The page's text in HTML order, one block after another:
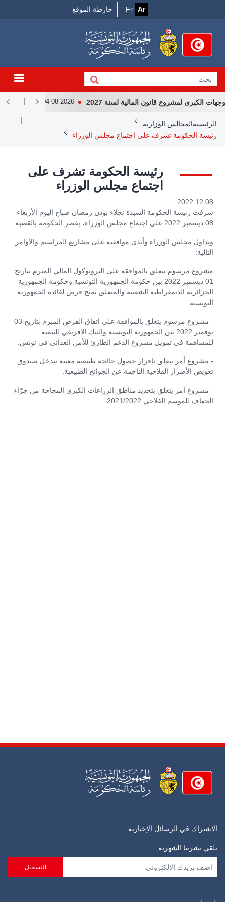
الرئيسي
Fr Ar
Menu
خارطة الموقع
لمشروع قانون المالية لسنة 2027 04-08-2026 لقاء رئيس
Breadcrumb
الرئيسيةالمجالس الوزارية
رئيسة الحكومة تشرف على اجتماع مجلس الوزراء
رئيسة الحكومة تشرف على
اجتماع مجلس الوزراء
2022.12.08
شرفت رئيسة الحكومة السيدة نجلاء بودن رمضان صباح اليوم الأربعاء
08 ديسمبر 2022 على اجتماع مجلس الوزراء، بقصر الحكومة بالقصبة.
وتداول مجلس الوزراء وأبدى موافقته على مشاريع المراسيم والأوامر
التالية:
مشروع مرسوم يتعلق بالموافقة على البروتوكول المالي المبرم بتاريخ
01 ديسمبر 2022 بين حكومة الجمهورية التونسية وحكومة الجمهورية
الجزائرية الديمقراطية الشعبية والمتعلق بمنح قرض لفائدة الجمهورية
التونسية.
- مشروع مرسوم يتعلق بالموافقة على اتفاق القرض المبرم بتاريخ 03
نوفمبر 2022 بين الجمهورية التونسية والبنك الافريقي للتنمية
للمساهمة في تمويل مشروع الدعم الطارئ للأمن الغذائي في تونس.
- مشروع أمر يتعلق بإقرار حصول جائحة طبيعية معنية بتدخل صندوق
تعويض الأضرار الفلاحية الناجمة عن الجوائح الطبيعية.
- مشروع أمر يتعلق بتحديد مناطق الزراعات الكبرى المجاحة من جرّاء
الجفاف للموسم الفلاحي 2021/2022.
الاشتراك في الرسائل الإخبارية
تلقي نشرتنا الشهرية